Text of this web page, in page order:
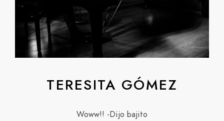
TERESITA GÓMEZ
Woww!! -Dijo bajito